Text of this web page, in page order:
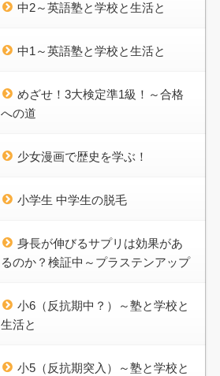
中2～英語塾と学校と生活と
中1～英語塾と学校と生活と
めざせ！3大検定準1級！～合格
への道
少女漫画で歴史を学ぶ！
小学生 中学生の脱毛
身長が伸びるサプリは効果があ
るのか？検証中～プラステンアップ
小6（反抗期中？）～塾と学校と
生活と
小5（反抗期突入）～塾と学校と